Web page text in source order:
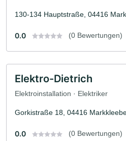
130-134 Hauptstraße, 04416
0.0 (0 Bewertungen)
Elektro-Dietrich
Elektroinstallation · Elektriker
Gorkistraße 18, 04416
0.0 (0 Bewertungen)